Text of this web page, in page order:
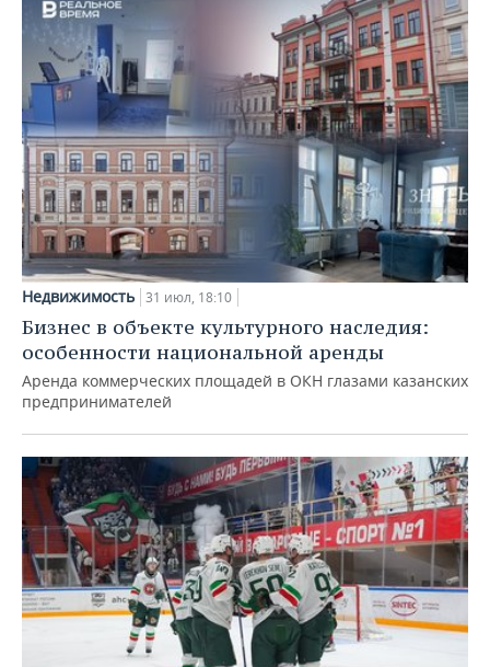
Недвижимость 31 июл, 18:10
Бизнес в объекте культурного наследия:
особенности национальной аренды
Аренда коммерческих площадей в ОКН глазами казанских
предпринимателей